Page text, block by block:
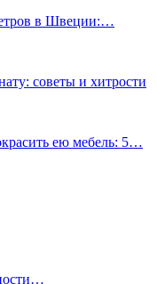
в Швеции:…
советы и хитрости
ею мебель: 5…